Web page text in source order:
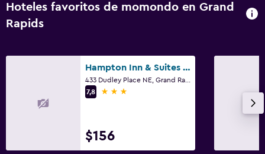
Estacionamiento y transporte
Estacionamiento gratuito
Estacionamiento privado
Lavandería
Servicios de lavandería/tintorería
Hoteles favoritos de momondo en Grand
Rapids
Hampton Inn & Suites Grand Rapids/Downtown, MI
7,8
3 estrellas
$156